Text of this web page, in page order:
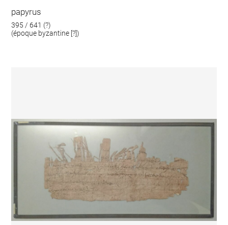
papyrus
395 / 641 (?)
(époque byzantine [?])